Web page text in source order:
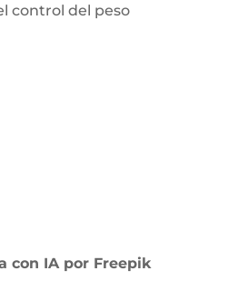
control del peso
con IA por Freepik